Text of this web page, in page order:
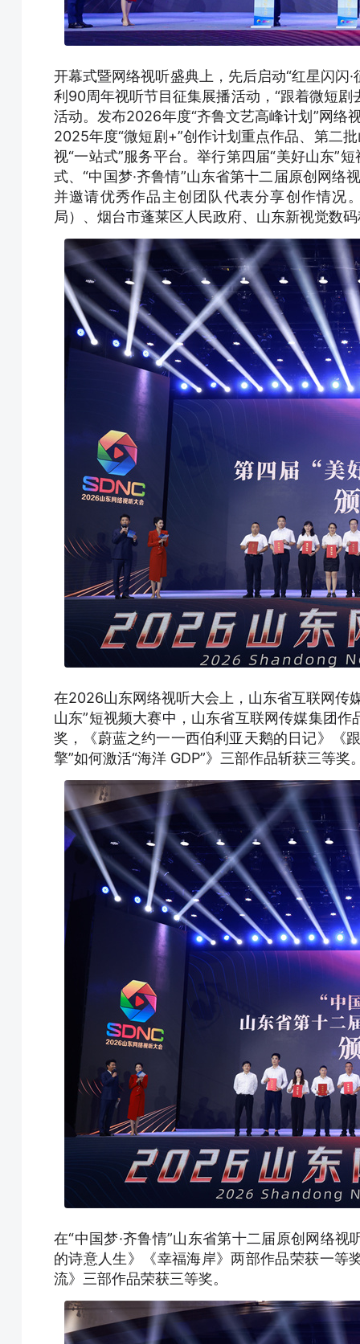
开幕式暨网络视听盛典上，先后启动“红星闪闪
利90周年视听节目征集展播活动，“跟着微短剧
活动。发布2026年度“齐鲁文艺高峰计划”网
2025年度“微短剧+”创作计划重点作品、第二
视“一站式”服务平台。举行第四届“美好山东”
式、“中国梦·齐鲁情”山东省第十二届原创网
并邀请优秀作品主创团队代表分享创作情况
局）、烟台市蓬莱区人民政府、山东新视觉数
在2026山东网络视听大会上，山东省互联网传
山东”短视频大赛中，山东省互联网传媒集团
奖，《蔚蓝之约一一西伯利亚天鹅的日记》《
擎”如何激活“海洋 GDP”》三部作品斩获三等奖
在“中国梦·齐鲁情”山东省第十二届原创网络
的诗意人生》《幸福海岸》两部作品荣获一等
流》三部作品荣获三等奖。